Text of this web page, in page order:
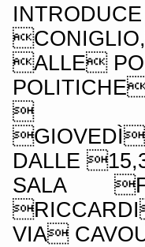
ALLE

DALLE
SALA
VIA